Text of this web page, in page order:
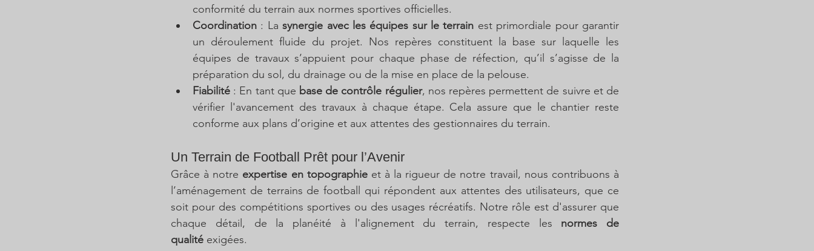
conformité du terrain aux normes sportives officielles.
Coordination : La synergie avec les équipes sur le terrain est primordiale pour garantir
un déroulement fluide du projet. Nos repères constituent la base sur laquelle les
équipes de travaux s’appuient pour chaque phase de réfection, qu’il s’agisse de la
préparation du sol, du drainage ou de la mise en place de la pelouse.
Fiabilité : En tant que base de contrôle régulier, nos repères permettent de suivre et de
vérifier l'avancement des travaux à chaque étape. Cela assure que le chantier reste
conforme aux plans d’origine et aux attentes des gestionnaires du terrain.
Un Terrain de Football Prêt pour l’Avenir
Grâce à notre expertise en topographie et à la rigueur de notre travail, nous contribuons à
l’aménagement de terrains de football qui répondent aux attentes des utilisateurs, que ce
soit pour des compétitions sportives ou des usages récréatifs. Notre rôle est d'assurer que
chaque détail, de la planéité à l'alignement du terrain, respecte les normes de
qualité exigées.